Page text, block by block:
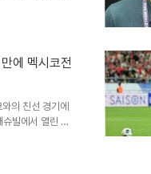
시코의 홈 이점
월드컵 2차전 징
것이라고 확신했
에 멕시코전
의 친선 경기에
빌에서 열린 경
아가고 있습니